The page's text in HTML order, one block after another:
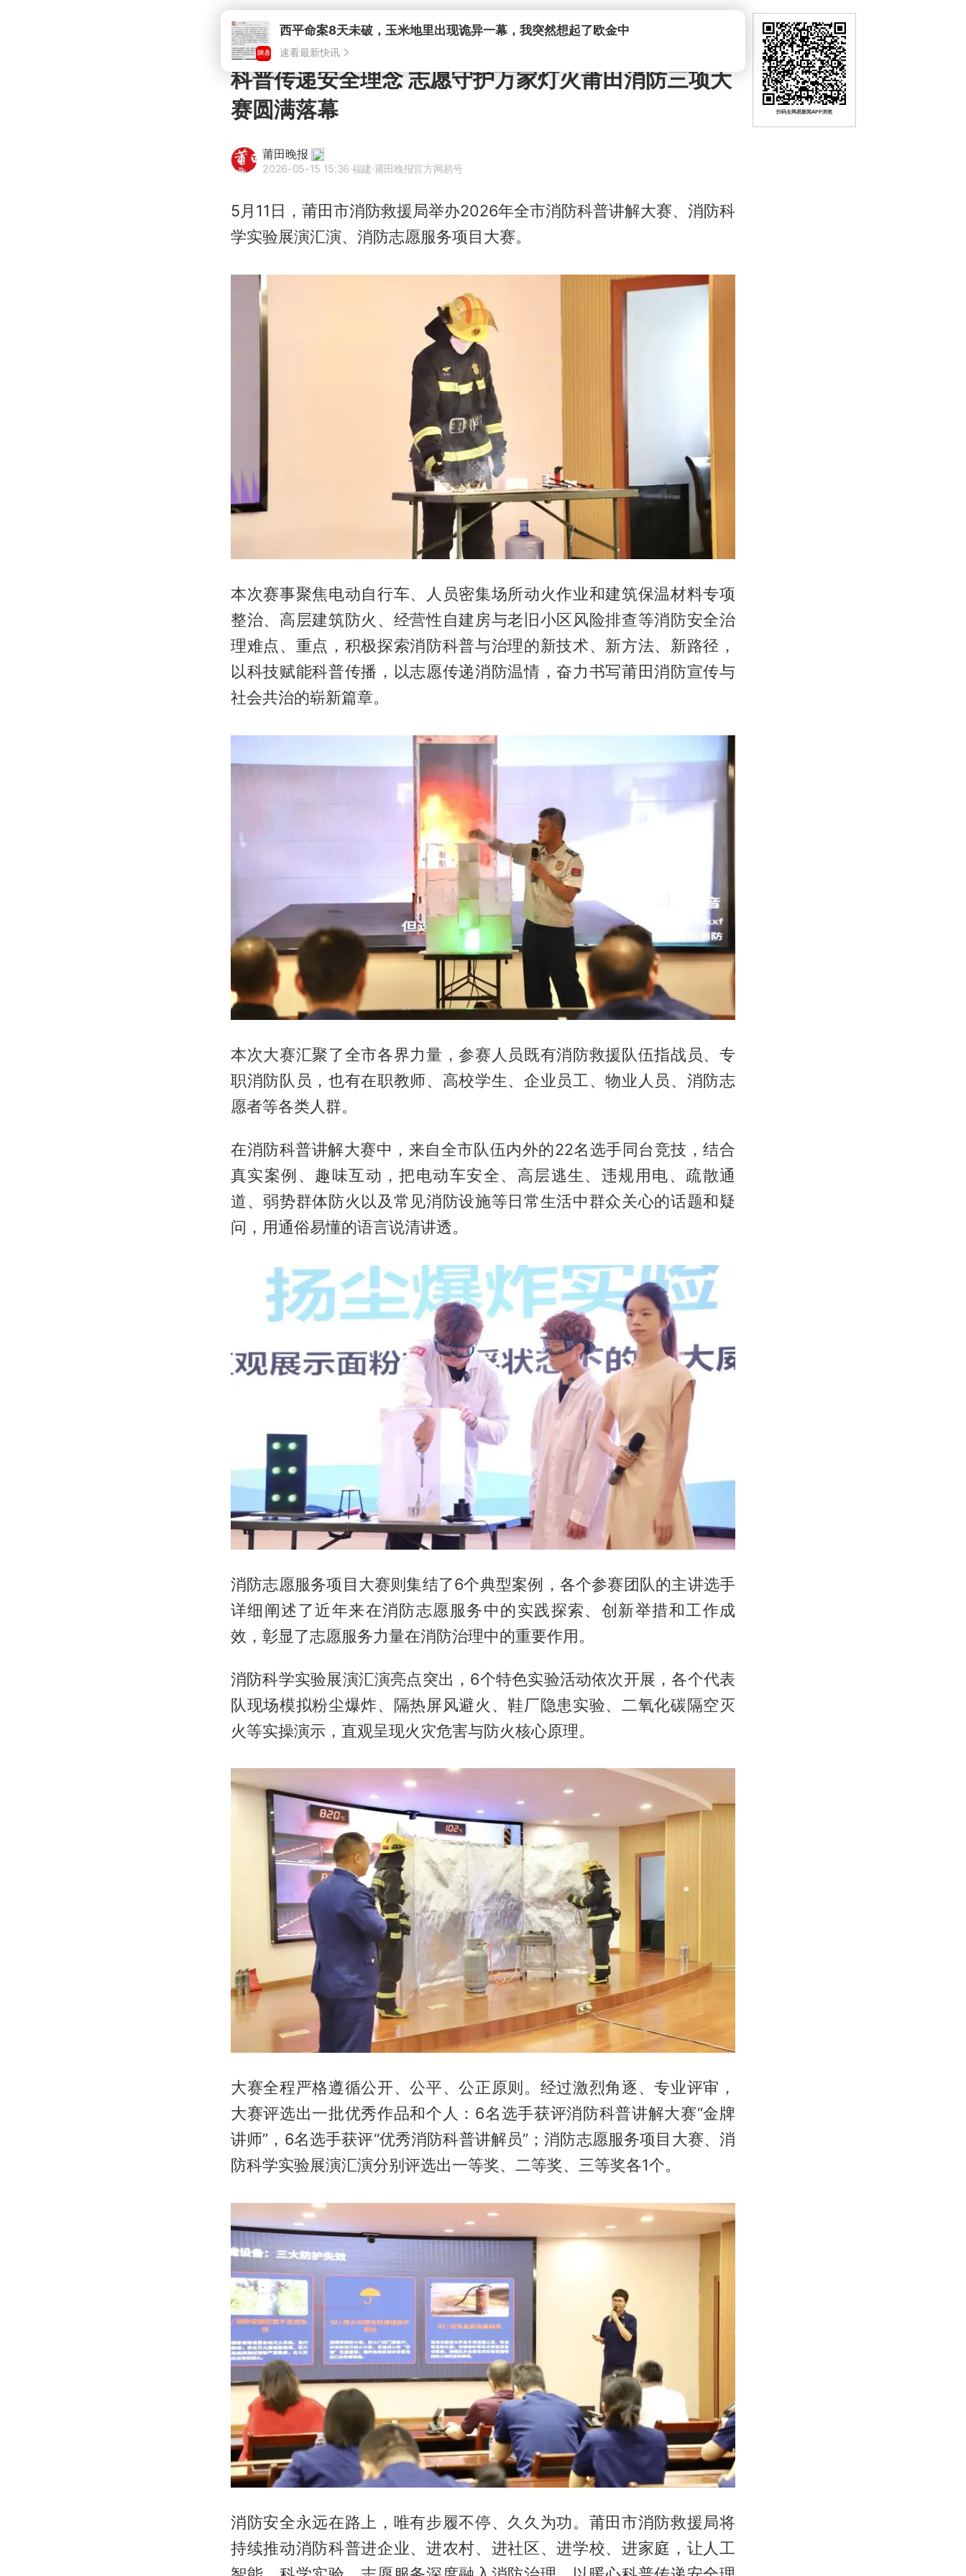
西平命案8天未破，玉米地里出现诡异一幕，我突然想起了欧金中
速看最新快讯
科普传递安全理念 志愿守护万家灯火莆田消防三项大
赛圆满落幕
莆田晚报
2026-05-15 15:36·福建·莆田晚报官方网易号
5月11日，莆田市消防救援局举办2026年全市消防科普讲解大赛、消防科
学实验展演汇演、消防志愿服务项目大赛。
本次赛事聚焦电动自行车、人员密集场所动火作业和建筑保温材料专项
整治、高层建筑防火、经营性自建房与老旧小区风险排查等消防安全治
理难点、重点，积极探索消防科普与治理的新技术、新方法、新路径，
以科技赋能科普传播，以志愿传递消防温情，奋力书写莆田消防宣传与
社会共治的崭新篇章。
本次大赛汇聚了全市各界力量，参赛人员既有消防救援队伍指战员、专
职消防队员，也有在职教师、高校学生、企业员工、物业人员、消防志
愿者等各类人群。
在消防科普讲解大赛中，来自全市队伍内外的22名选手同台竞技，结合
真实案例、趣味互动，把电动车安全、高层逃生、违规用电、疏散通
道、弱势群体防火以及常见消防设施等日常生活中群众关心的话题和疑
问，用通俗易懂的语言说清讲透。
消防志愿服务项目大赛则集结了6个典型案例，各个参赛团队的主讲选手
详细阐述了近年来在消防志愿服务中的实践探索、创新举措和工作成
效，彰显了志愿服务力量在消防治理中的重要作用。
消防科学实验展演汇演亮点突出，6个特色实验活动依次开展，各个代表
队现场模拟粉尘爆炸、隔热屏风避火、鞋厂隐患实验、二氧化碳隔空灭
火等实操演示，直观呈现火灾危害与防火核心原理。
大赛全程严格遵循公开、公平、公正原则。经过激烈角逐、专业评审，
大赛评选出一批优秀作品和个人：6名选手获评消防科普讲解大赛“金牌
讲师”，6名选手获评“优秀消防科普讲解员”；消防志愿服务项目大赛、消
防科学实验展演汇演分别评选出一等奖、二等奖、三等奖各1个。
消防安全永远在路上，唯有步履不停、久久为功。莆田市消防救援局将
持续推动消防科普进企业、进农村、进社区、进学校、进家庭，让人工
扫码去网易新闻APP浏览